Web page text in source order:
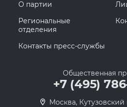
О партии
Региональные
отделения
Контакты пресс-службы
Общественная
+7 (495)
Москва, Кутузовский